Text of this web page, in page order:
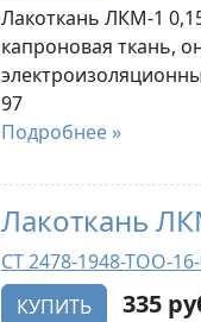
Лакоткань ЛКМ-1
капроновая ткань,
97
Подробнее »
Лакоткань
СТ 2478-1948-ТОО-
КУПИТЬ
335